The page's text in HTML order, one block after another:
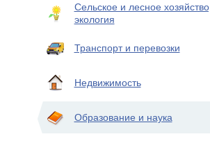
Сельское и лесное хозяйство,
экология
Транспорт и перевозки
Недвижимость
Образование и наука